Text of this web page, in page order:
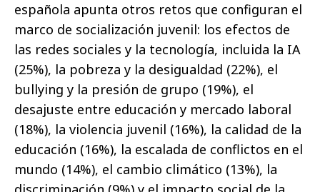
española apunta otros retos que configuran el
marco de socialización juvenil: los efectos de
las redes sociales y la tecnología, incluida la IA
(25%), la pobreza y la desigualdad (22%), el
bullying y la presión de grupo (19%), el
desajuste entre educación y mercado laboral
(18%), la violencia juvenil (16%), la calidad de la
educación (16%), la escalada de conflictos en el
mundo (14%), el cambio climático (13%), la